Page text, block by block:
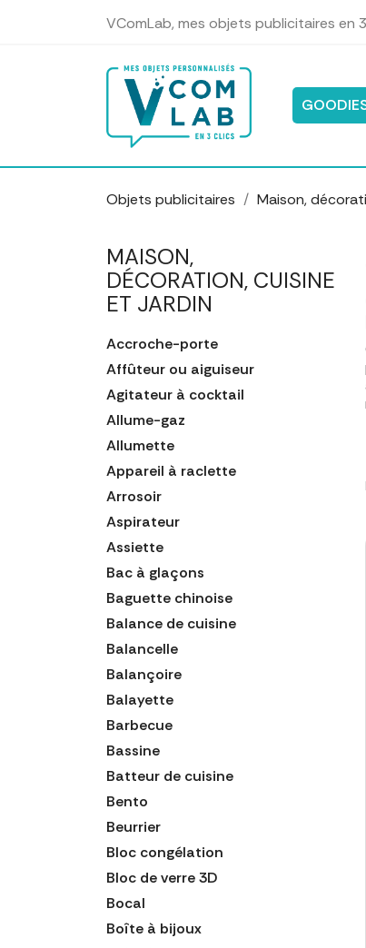
VComLab, mes objets publicitaires en
Objets publicitaires Maison,
MAISON,
DÉCORATION, CUISINE
ET JARDIN
Accroche-porte
Affûteur ou aiguiseur
Agitateur à cocktail
Allume-gaz
Allumette
Appareil à raclette
Arrosoir
Aspirateur
Assiette
Bac à glaçons
Baguette chinoise
Balance de cuisine
Balancelle
Balançoire
Balayette
Barbecue
Bassine
Batteur de cuisine
Bento
Beurrier
Bloc congélation
Bloc de verre 3D
Bocal
Boîte à bijoux